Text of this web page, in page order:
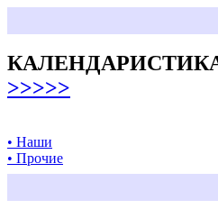
>>>>>
• Наши
• Прочие